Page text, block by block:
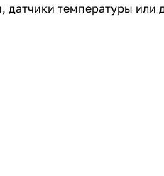
температуры или